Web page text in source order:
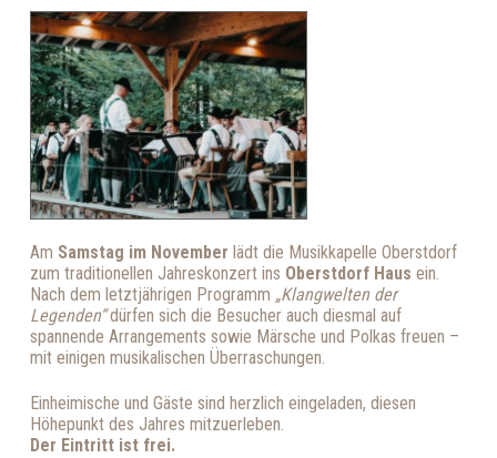
Am Samstag im November lädt die Musikkapelle Oberstdorf
zum traditionellen Jahreskonzert ins Oberstdorf Haus ein.
Nach dem letztjährigen Programm „Klangwelten der
Legenden“dürfen sich die Besucher auch diesmal auf
spannende Arrangements sowie Märsche und Polkas freuen –
mit einigen musikalischen Überraschungen.
Einheimische und Gäste sind herzlich eingeladen, diesen
Höhepunkt des Jahres mitzuerleben.
Der Eintritt ist frei.